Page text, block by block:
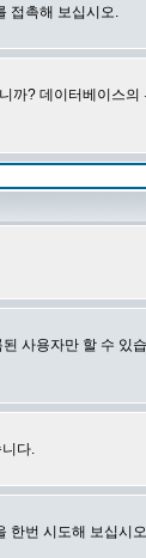
접촉해 보십시오.
까? 데이터베이스
사용자만 할 수 있
다.
번 시도해 보십시